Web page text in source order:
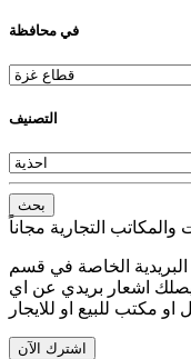
في محافظة
التصنيف
بحث
الخاصة في قسم
ليصلك اشعار بريدي عن اي
او مكتب للبيع او للايجار
اشترك الآن